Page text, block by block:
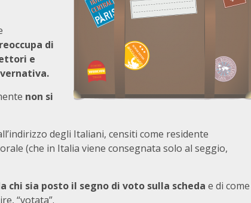
di
e
non si
degli Italiani, censiti come residente
(che in Italia viene consegnata solo al seggio,
chi sia posto il segno di voto sulla scheda e di come
“votata”.